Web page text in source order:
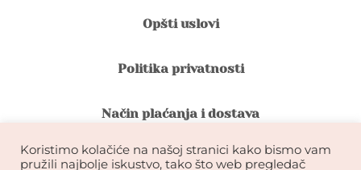
Opšti uslovi
Politika privatnosti
Način plaćanja i dostava
Reklamacije i povrat robe
Koristimo kolačiće na našoj stranici kako bismo vam
pružili najbolje iskustvo, tako što web pregledač